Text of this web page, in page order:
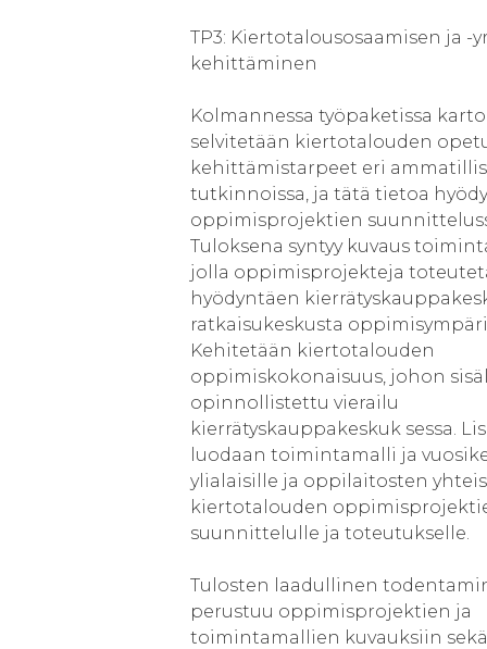
TP3: Kiertotalousosaamisen ja -
kehittäminen
Kolmannessa työpaketissa
selvitetään kiertotalouden
kehittämistarpeet eri
tutkinnoissa, ja tätä tietoa
oppimisprojektien
Tuloksena syntyy kuvaus
jolla oppimisprojekteja
hyödyntäen
ratkaisukeskusta
Kehitetään kiertotalouden
oppimiskokonaisuus, johon
opinnollistettu vierailu
kierrätyskauppakeskuk sessa.
luodaan toimintamalli ja
ylialaisille ja oppilaitosten
kiertotalouden
suunnittelulle ja toteutukselle.
Tulosten laadullinen
perustuu oppimisprojektien ja
toimintamallien kuvauksiin sekä